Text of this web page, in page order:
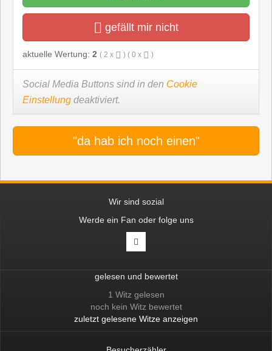
gefällt mir nicht
aktuelle Wertung: 2 ( 2 x ) ( 0 x )
Social Media Buttons sind in den Cookie
Einstellung deaktiviert.
"da hab ich noch einen"
Wir sind sozial
Werde ein Fan oder folge uns
gelesen und bewertet
1 Witz gelesen
noch kein Witz bewertet
zuletzt gelesene Witze anzeigen